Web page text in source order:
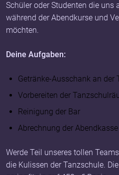
Schüler oder Studenten die uns
während der Abendkurse und
möchten.
Deine Aufgaben:
Getränke-Ausschank an der
Vorbereiten der
Reinigung der Bar
Abrechnung der Abendkasse
Werde Teil unseres tollen
die Kulissen der Tanzschule.